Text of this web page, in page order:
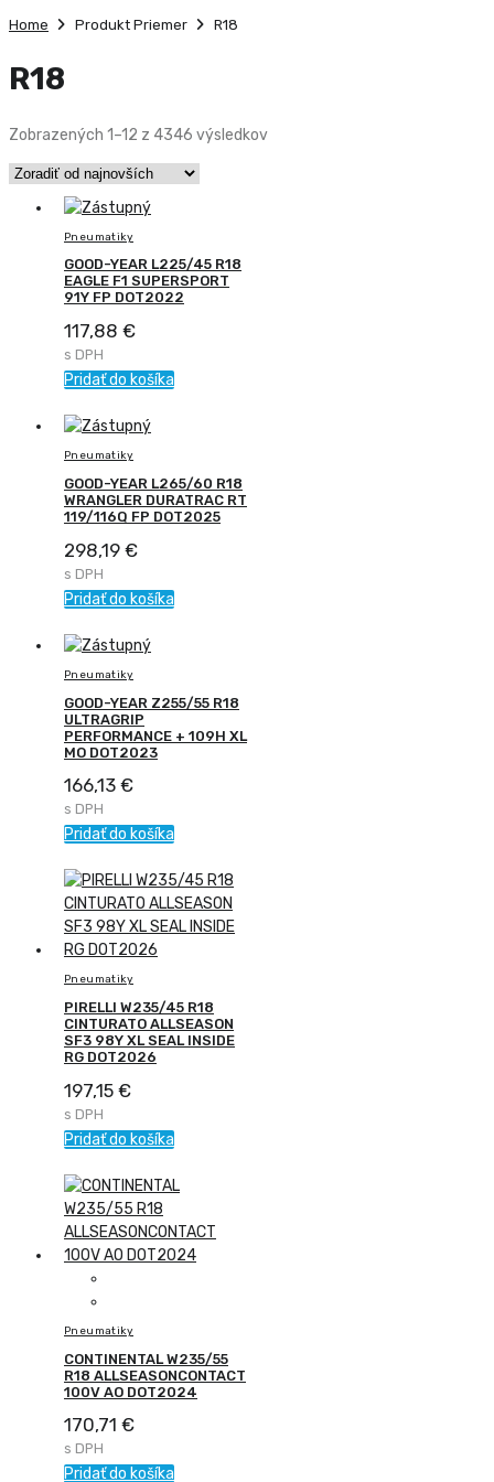
Home Produkt Priemer R18
R18
Zobrazených 1–12 z 4346 výsledkovZoradené
Pneumatiky
GOOD-YEAR L225/45 R18
EAGLE F1 SUPERSPORT
91Y FP DOT2022
117,88 €
s DPH
Pridať do košíka
Pneumatiky
GOOD-YEAR L265/60 R18
WRANGLER DURATRAC RT
119/116Q FP DOT2025
298,19 €
s DPH
Pridať do košíka
Pneumatiky
GOOD-YEAR Z255/55 R18
ULTRAGRIP
PERFORMANCE + 109H XL
MO DOT2023
166,13 €
s DPH
Pridať do košíka
Pneumatiky
PIRELLI W235/45 R18
CINTURATO ALLSEASON
SF3 98Y XL SEAL INSIDE
RG DOT2026
197,15 €
s DPH
Pridať do košíka
Pneumatiky
CONTINENTAL W235/55
R18 ALLSEASONCONTACT
100V AO DOT2024
170,71 €
s DPH
Pridať do košíka